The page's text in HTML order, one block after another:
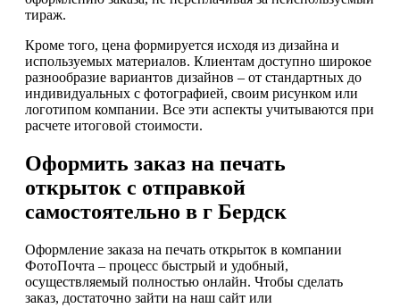
тираж.
Кроме того, цена формируется исходя из дизайна и
используемых материалов. Клиентам доступно широкое
разнообразие вариантов дизайнов – от стандартных до
индивидуальных с фотографией, своим рисунком или
логотипом компании. Все эти аспекты учитываются при
расчете итоговой стоимости.
Оформить заказ на печать
открыток с отправкой
самостоятельно в г Бердск
Оформление заказа на печать открыток в компании
ФотоПочта – процесс быстрый и удобный,
осуществляемый полностью онлайн. Чтобы сделать
заказ, достаточно зайти на наш сайт или